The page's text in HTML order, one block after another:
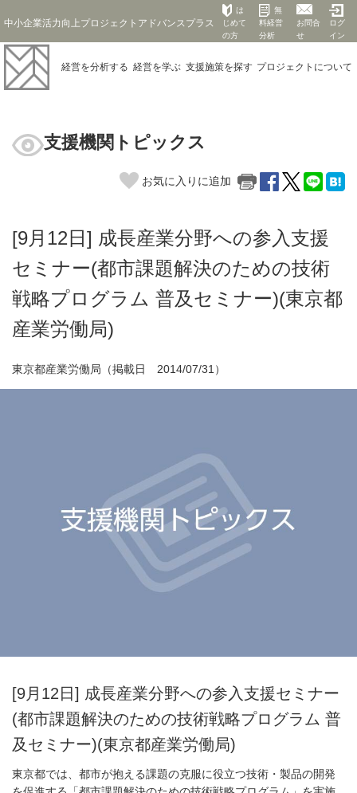
中小企業活力向上プロジェクトアドバンスプラス
は
じめて
の方
無
料経営
分析
お問合
せ
ログ
イン
経営を分析する 経営を学ぶ 支援施策を探す プロジェクト について
支援機関トピックス
お気に入りに追加
[9月12日] 成長産業分野への参入支援
セミナー(都市課題解決のための技術
戦略プログラム 普及セミナー)(東京都
産業労働局)
東京都産業労働局（掲載日 2014/07/31）
[9月12日] 成長産業分野への参入支援セミナー
(都市課題解決のための技術戦略プログラム 普
及セミナー)(東京都産業労働局)
東京都では、都市が抱える課題の克服に役立つ技術・製品の開発